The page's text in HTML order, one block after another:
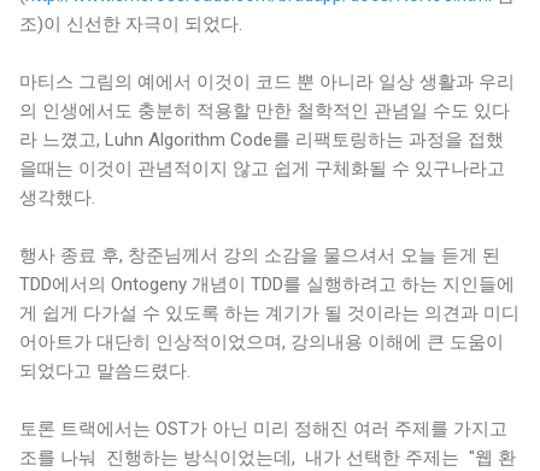
조)이 신선한 자극이 되었다.
마티스 그림의 예에서 이것이 코드 뿐 아니라 일상 생활과 우리
의 인생에서도 충분히 적용할 만한 철학적인 관념일 수도 있다
라 느꼈고, Luhn Algorithm Code를 리팩토링하는 과정을 접했
을때는 이것이 관념적이지 않고 쉽게 구체화될 수 있구나라고
생각했다.
행사 종료 후, 창준님께서 강의 소감을 물으셔서 오늘 듣게 된
TDD에서의 Ontogeny 개념이 TDD를 실행하려고 하는 지인들에
게 쉽게 다가설 수 있도록 하는 계기가 될 것이라는 의견과 미디
어아트가 대단히 인상적이었으며, 강의내용 이해에 큰 도움이
되었다고 말씀드렸다.
토론 트랙에서는 OST가 아닌 미리 정해진 여러 주제를 가지고
조를 나눠 진행하는 방식이었는데, 내가 선택한 주제는 "웹 환